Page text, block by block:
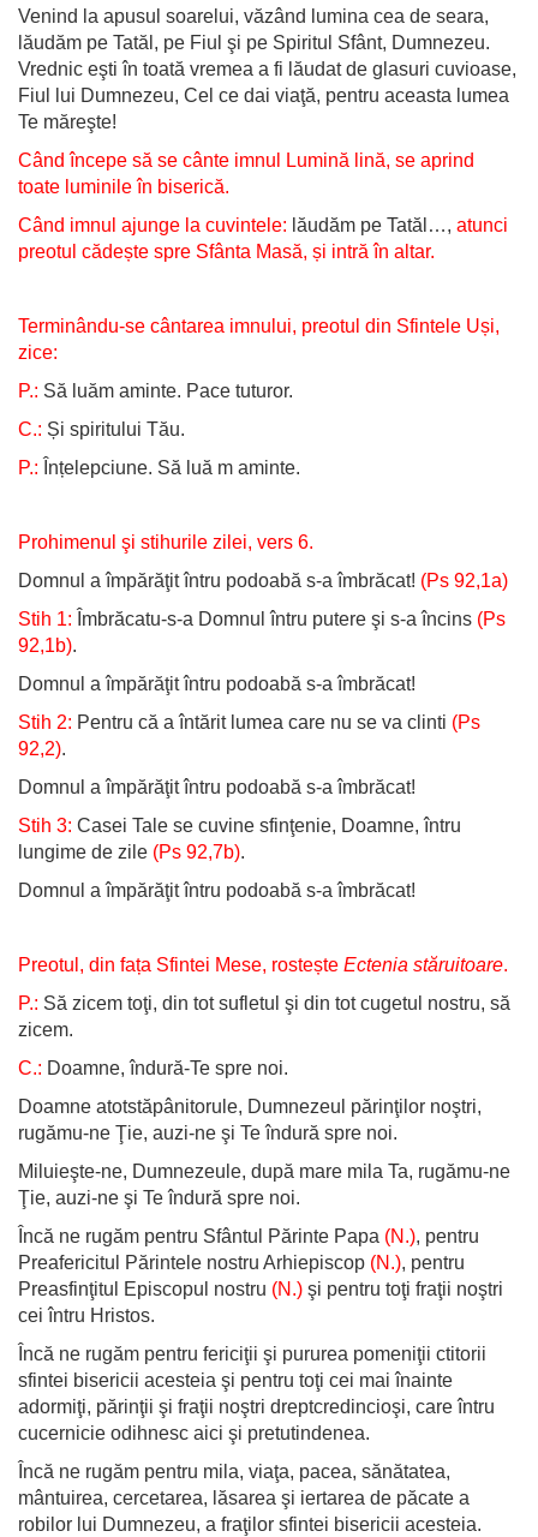
Venind la apusul soarelui, văzând lumina cea de seara,
lăudăm pe Tatăl, pe Fiul şi pe Spiritul Sfânt, Dumnezeu.
Vrednic eşti în toată vremea a fi lăudat de glasuri cuvioase,
Fiul lui Dumnezeu, Cel ce dai viaţă, pentru aceasta lumea
Te măreşte!
Când începe să se cânte imnul Lumină lină, se aprind
toate luminile în biserică.
Când imnul ajunge la cuvintele: lăudăm pe Tatăl…, atunci
preotul cădește spre Sfânta Masă, și intră în altar.
Terminându-se cântarea imnului, preotul din Sfintele Uși,
zice:
P.: Să luăm aminte. Pace tuturor.
C.: Și spiritului Tău.
P.: Înțelepciune. Să luă m aminte.
Prohimenul şi stihurile zilei, vers 6.
Domnul a împărăţit întru podoabă s-a îmbrăcat! (Ps 92,1a)
Stih 1: Îmbrăcatu-s-a Domnul întru putere şi s-a încins (Ps
92,1b).
Domnul a împărăţit întru podoabă s-a îmbrăcat!
Stih 2: Pentru că a întărit lumea care nu se va clinti (Ps
92,2).
Domnul a împărăţit întru podoabă s-a îmbrăcat!
Stih 3: Casei Tale se cuvine sfinţenie, Doamne, întru
lungime de zile (Ps 92,7b).
Domnul a împărăţit întru podoabă s-a îmbrăcat!
Preotul, din fața Sfintei Mese, rostește Ectenia stăruitoare.
P.: Să zicem toţi, din tot sufletul şi din tot cugetul nostru, să
zicem.
C.: Doamne, îndură-Te spre noi.
Doamne atotstăpânitorule, Dumnezeul părinţilor noştri,
rugămu-ne Ţie, auzi-ne şi Te îndură spre noi.
Miluieşte-ne, Dumnezeule, după mare mila Ta, rugămu-ne
Ţie, auzi-ne şi Te îndură spre noi.
Încă ne rugăm pentru Sfântul Părinte Papa (N.), pentru
Preafericitul Părintele nostru Arhiepiscop (N.), pentru
Preasfinţitul Episcopul nostru (N.) şi pentru toţi fraţii noştri
cei întru Hristos.
Încă ne rugăm pentru fericiţii şi pururea pomeniţii ctitorii
sfintei bisericii acesteia şi pentru toţi cei mai înainte
adormiţi, părinţii şi fraţii noştri dreptcredincioşi, care întru
cucernicie odihnesc aici şi pretutindenea.
Încă ne rugăm pentru mila, viaţa, pacea, sănătatea,
mântuirea, cercetarea, lăsarea şi iertarea de păcate a
robilor lui Dumnezeu, a fraţilor sfintei bisericii acesteia.